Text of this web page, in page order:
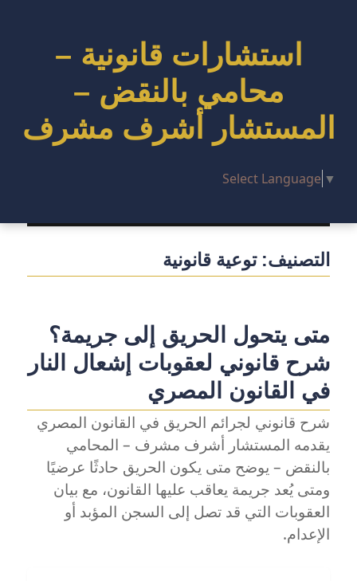
استشارات قانونية –
محامي بالنقض –
المستشار أشرف مشرف
Select Language ▼
التصنيف:توعية قانونية
متى يتحول الحريق إلى جريمة؟
شرح قانوني لعقوبات إشعال النار
في القانون المصري
شرح قانوني لجرائم الحريق في القانون المصري
يقدمه المستشار أشرف مشرف – المحامي
بالنقض – يوضح متى يكون الحريق حادثًا عرضيًا
ومتى يُعد جريمة يعاقب عليها القانون، مع بيان
العقوبات التي قد تصل إلى السجن المؤبد أو
الإعدام.